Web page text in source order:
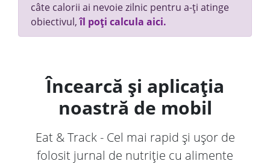
câte calorii ai nevoie zilnic pentru a-ți atinge
obiectivul,îl poți calcula aici.
Încearcă și aplicația
noastră de mobil
Eat & Track - Cel mai rapid și ușor de
folosit jurnal de nutriție cu alimente